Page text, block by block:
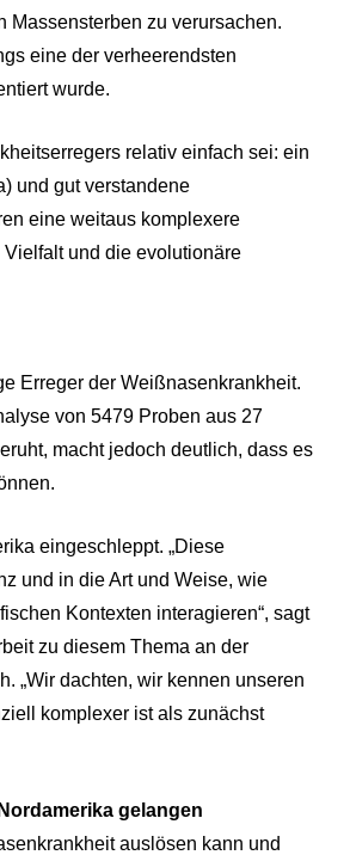
Massensterben zu verursachen.
eine der verheerendsten
wurde.
relativ einfach sei: ein
und gut verstandene
eine weitaus komplexere
und die evolutionäre
Erreger der Weißnasenkrankheit.
von 5479 Proben aus 27
macht jedoch deutlich, dass es
eingeschleppt. „Diese
und in die Art und Weise, wie
Kontexten interagieren“, sagt
zu diesem Thema an der
„Wir dachten, wir kennen unseren
komplexer ist als zunächst
gelangen
auslösen kann und